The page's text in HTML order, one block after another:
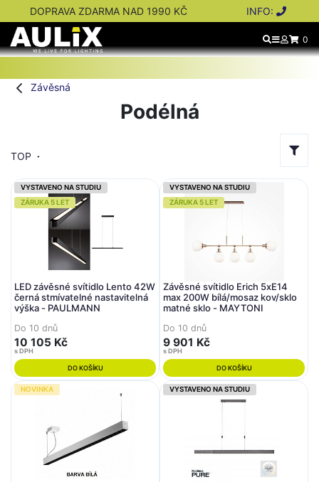
DOPRAVA ZDARMA NAD 1990 KČ INFO:
0
Závěsná
Podélná
TOP
VYSTAVENO NA STUDIU
ZÁRUKA 5 LET
LED závěsné svítidlo Lento 42W
černá stmívatelné nastavitelná
výška - PAULMANN
Do 10 dnů
10 105 Kč
s DPH
DO KOŠÍKU
VYSTAVENO NA STUDIU
ZÁRUKA 5 LET
Závěsné svítidlo Erich 5xE14
max 200W bílá/mosaz kov/sklo
matné sklo - MAYTONI
Do 10 dnů
9 901 Kč
s DPH
DO KOŠÍKU
NOVINKA VYSTAVENO NA STUDIU